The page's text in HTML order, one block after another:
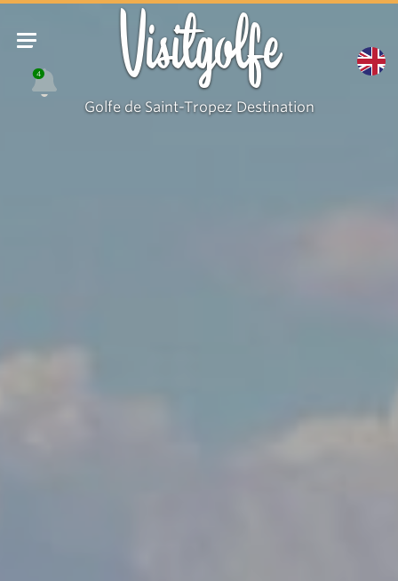
4 Visitgolfe
Golfe de Saint-Tropez Destination